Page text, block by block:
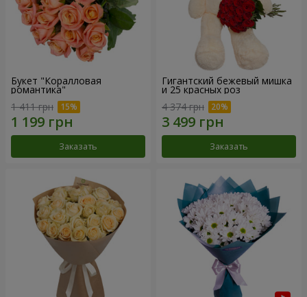
Букет "Коралловая
романтика"
1 411 грн
Заказать
Гигантский бежевый мишка
и 25 красных роз
4 374 грн
Заказать